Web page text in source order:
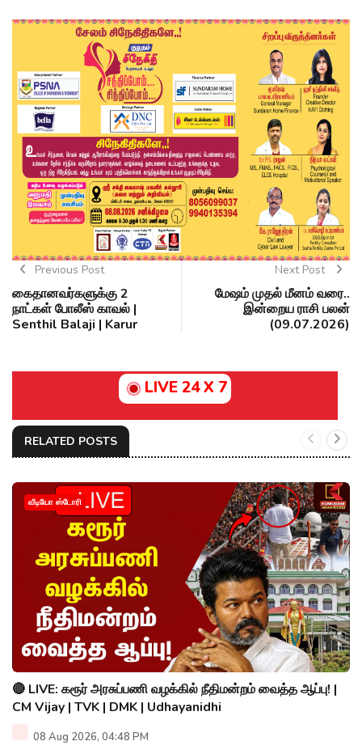
Previous Post
கைதானவர்களுக்கு 2
நாட்கள் போலீஸ் காவல் |
Senthil Balaji | Karur
Next Post
மேஷம் முதல் மீனம் வரை..
இன்றைய ராசி பலன்
(09.07.2026)
LIVE 24 X 7
RELATED POSTS
வீடியோ ஸ்டோரி
🔴 LIVE: கரூர் அரசுப்பணி வழக்கில் நீதிமன்றம் வைத்த ஆப்பு! |
CM Vijay | TVK | DMK | Udhayanidhi
08 Aug 2026, 04:48 PM